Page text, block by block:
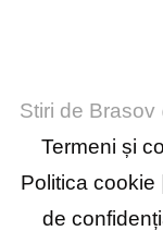
Stiri de Brasov
Termeni și
Politica cookie
de